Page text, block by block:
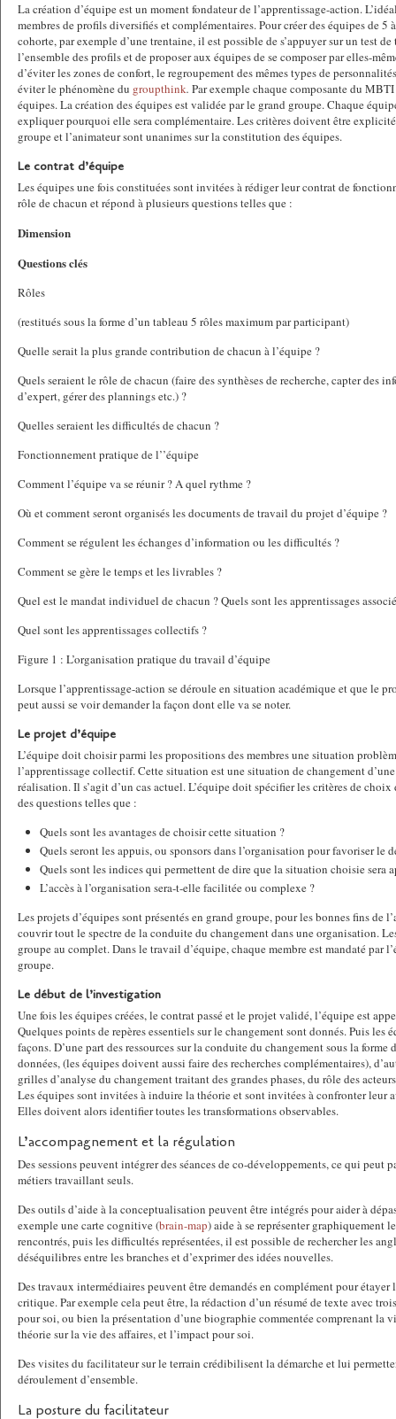
La création d’équipe est un moment fondateur de l’apprentissage-action.
membres de profils diversifiés et complémentaires. Pour créer des équipes de 5
cohorte, par exemple d’une trentaine, il est possible de s’appuyer sur un test
l’ensemble des profils et de proposer aux équipes de se composer par elles-
d’éviter les zones de confort, le regroupement des mêmes types de
éviter le phénomène du groupthink. Par exemple chaque composante du
équipes. La création des équipes est validée par le grand groupe. Chaque
expliquer pourquoi elle sera complémentaire. Les critères doivent être
groupe et l’animateur sont unanimes sur la constitution des équipes.
Le contrat d’équipe
Les équipes une fois constituées sont invitées à rédiger leur contrat de
rôle de chacun et répond à plusieurs questions telles que :
Dimension
Questions clés
Rôles
(restitués sous la forme d’un tableau 5 rôles maximum par participant)
Quelle serait la plus grande contribution de chacun à l’équipe ?
Quels seraient le rôle de chacun (faire des synthèses de recherche, capter des
d’expert, gérer des plannings etc.) ?
Quelles seraient les difficultés de chacun ?
Fonctionnement pratique de l’’équipe
Comment l’équipe va se réunir ? A quel rythme ?
Où et comment seront organisés les documents de travail du projet d’équipe ?
Comment se régulent les échanges d’information ou les difficultés ?
Comment se gère le temps et les livrables ?
Quel est le mandat individuel de chacun ? Quels sont les apprentissages
Quel sont les apprentissages collectifs ?
Figure 1 : L’organisation pratique du travail d’équipe
Lorsque l’apprentissage-action se déroule en situation académique et que le
peut aussi se voir demander la façon dont elle va se noter.
Le projet d’équipe
L’équipe doit choisir parmi les propositions des membres une situation
l’apprentissage collectif. Cette situation est une situation de changement
réalisation. Il s’agit d’un cas actuel. L’équipe doit spécifier les critères de
des questions telles que :
Quels sont les avantages de choisir cette situation ?
Quels seront les appuis, ou sponsors dans l’organisation pour favoriser le
Quels sont les indices qui permettent de dire que la situation choisie sera
L’accès à l’organisation sera-t-elle facilitée ou complexe ?
Les projets d’équipes sont présentés en grand groupe, pour les bonnes fins de
couvrir tout le spectre de la conduite du changement dans une organisation.
groupe au complet. Dans le travail d’équipe, chaque membre est mandaté par
groupe.
Le début de l’investigation
Une fois les équipes créées, le contrat passé et le projet validé, l’équipe est
Quelques points de repères essentiels sur le changement sont donnés. Puis les
façons. D’une part des ressources sur la conduite du changement sous la
données, (les équipes doivent aussi faire des recherches complémentaires),
grilles d’analyse du changement traitant des grandes phases, du rôle des
Les équipes sont invitées à induire la théorie et sont invitées à confronter leur
Elles doivent alors identifier toutes les transformations observables.
L’accompagnement et la régulation
Des sessions peuvent intégrer des séances de co-développements, ce qui peut
métiers travaillant seuls.
Des outils d’aide à la conceptualisation peuvent être intégrés pour aider à
exemple une carte cognitive (brain-map) aide à se représenter graphiquement
rencontrés, puis les difficultés représentées, il est possible de rechercher les
déséquilibres entre les branches et d’exprimer des idées nouvelles.
Des travaux intermédiaires peuvent être demandés en complément pour étayer
critique. Par exemple cela peut être, la rédaction d’un résumé de texte avec
pour soi, ou bien la présentation d’une biographie commentée comprenant la
théorie sur la vie des affaires, et l’impact pour soi.
Des visites du facilitateur sur le terrain crédibilisent la démarche et lui
déroulement d’ensemble.
La posture du facilitateur